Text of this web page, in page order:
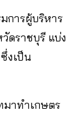
การผู้บริหาร
ดราชบุรี แบ่ง
งเป็น
มาทำเกษตร